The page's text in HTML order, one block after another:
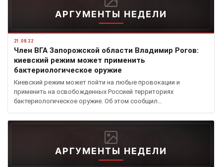
АРГУМЕНТЫ НЕДЕЛИ
21.08.22
Член ВГА Запорожской области Владимир Рогов:
киевский режим может применить
бактериологическое оружие
Киевский режим может пойти на любые провокации и
применить на освобожденных Россией территориях
бактериологическое оружие. Об этом сообщил…
АРГУМЕНТЫ НЕДЕЛИ